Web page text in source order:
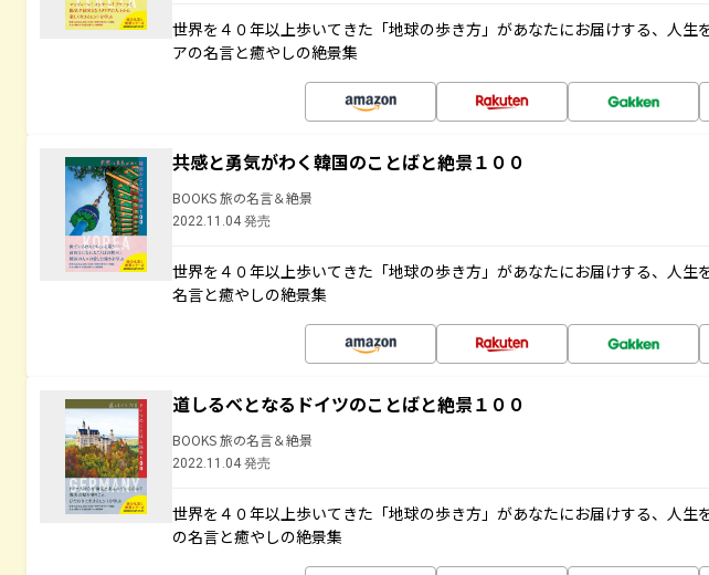
世界を４０年以上歩いてきた「地球の歩き方」があなたにお届けする、人生
アの名言と癒やしの絶景集
共感と勇気がわく韓国のことばと絶景１００
BOOKS 旅の名言＆絶景
2022.11.04 発売
世界を４０年以上歩いてきた「地球の歩き方」があなたにお届けする、人生
名言と癒やしの絶景集
道しるべとなるドイツのことばと絶景１００
BOOKS 旅の名言＆絶景
2022.11.04 発売
世界を４０年以上歩いてきた「地球の歩き方」があなたにお届けする、人生
の名言と癒やしの絶景集